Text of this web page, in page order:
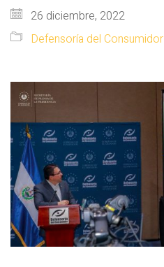
26 diciembre, 2022
Defensoría del Consumidor